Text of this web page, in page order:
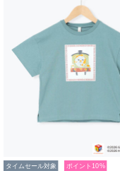
タイムセール対象 ポイント10%